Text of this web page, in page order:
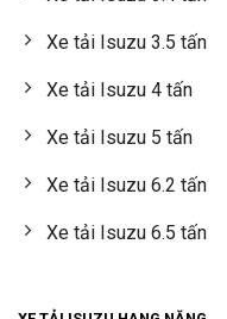
Xe tải Isuzu 3.5 tấn
Xe tải Isuzu 4 tấn
Xe tải Isuzu 5 tấn
Xe tải Isuzu 6.2 tấn
Xe tải Isuzu 6.5 tấn